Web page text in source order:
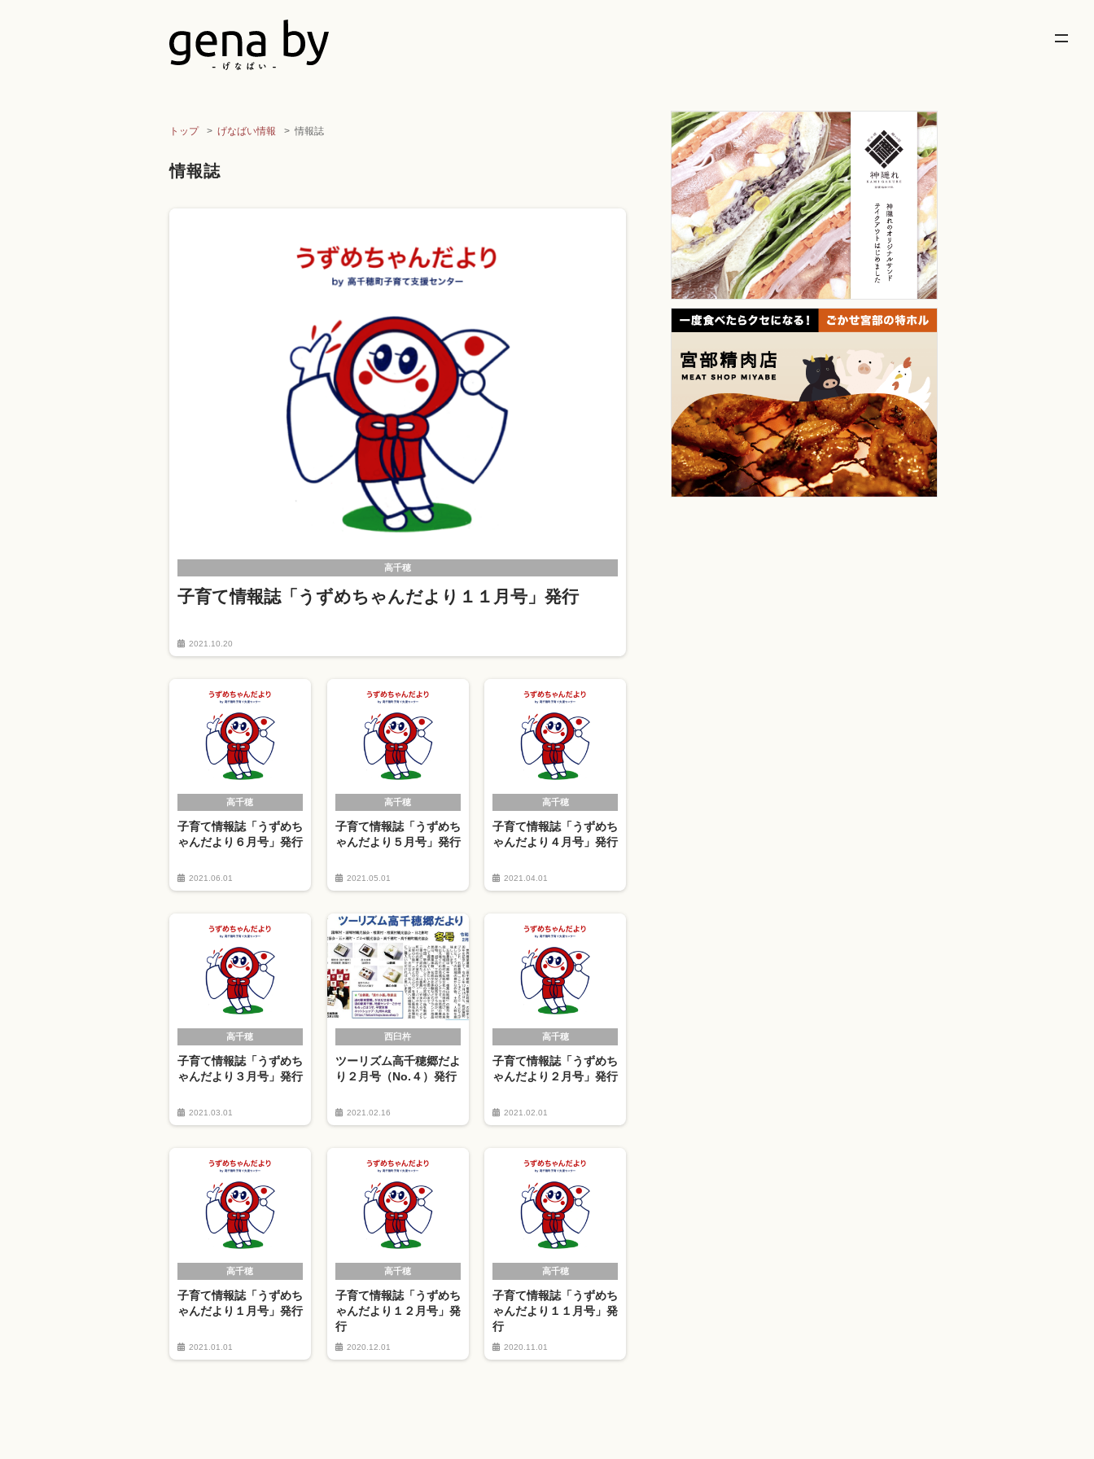
トップ げなばい情報 情報誌
情報誌
高千穂
子育て情報誌「うずめちゃんだより１１月号」発行
2021.10.20
高千穂
子育て情報誌「うずめち
ゃんだより６月号」発行
2021.06.01
高千穂
子育て情報誌「うずめち
ゃんだより５月号」発行
2021.05.01
高千穂
子育て情報誌「うずめち
ゃんだより４月号」発行
2021.04.01
高千穂
子育て情報誌「うずめち
ゃんだより３月号」発行
2021.03.01
西臼杵
ツーリズム高千穂郷だよ
り２月号（No.４）発行
2021.02.16
高千穂
子育て情報誌「うずめち
ゃんだより２月号」発行
2021.02.01
高千穂
子育て情報誌「うずめち
ゃんだより１月号」発行
2021.01.01
高千穂
子育て情報誌「うずめち
ゃんだより１２月号」発
行
2020.12.01
高千穂
子育て情報誌「うずめち
ゃんだより１１月号」発
行
2020.11.01